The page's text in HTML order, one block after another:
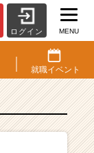
ログイン MENU
就職イベント